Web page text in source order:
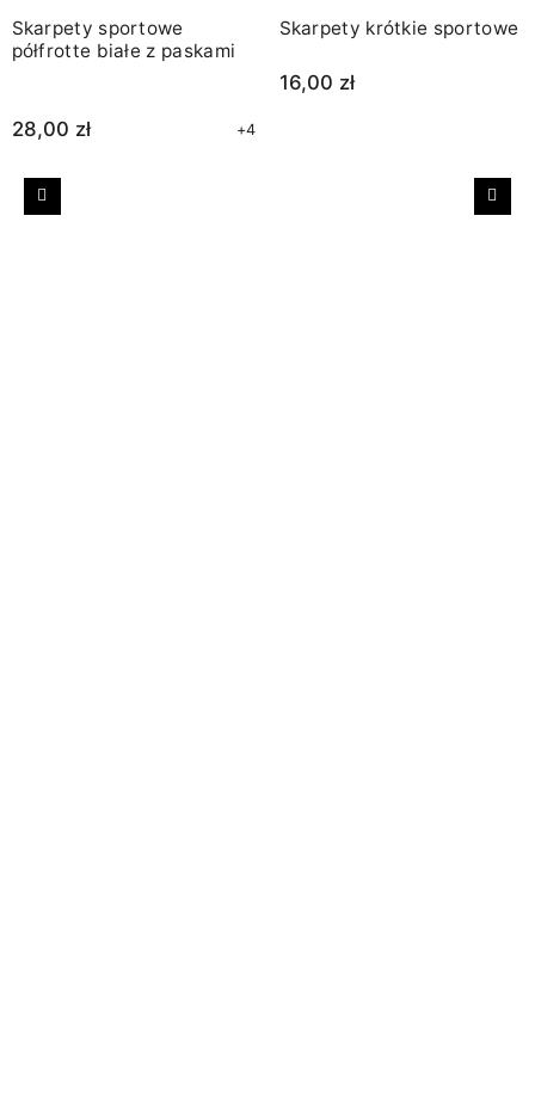
Skarpety sportowe
półfrotte białe z paskami
28,00 zł +4
Skarpety krótkie sportowe
16,00 zł
Poprzedni